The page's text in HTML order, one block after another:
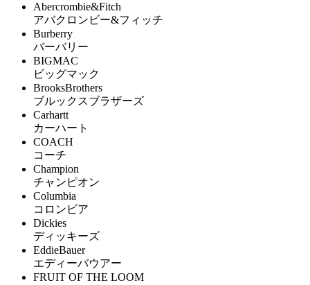
Abercrombie&Fitch
アバクロンビー&フィッチ
Burberry
バーバリー
BIGMAC
ビッグマック
BrooksBrothers
ブルックスブラザーズ
Carhartt
カーハート
COACH
コーチ
Champion
チャンピオン
Columbia
コロンビア
Dickies
ディッキーズ
EddieBauer
エディーバウアー
FRUIT OF THE LOOM